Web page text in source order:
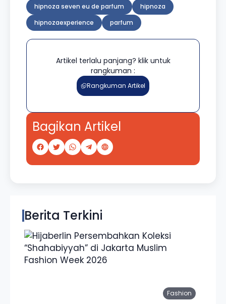
hipnoza seven eu de parfum
hipnoza
hipnozaexperience
parfum
Artikel terlalu panjang? klik untuk
rangkuman :
Rangkuman Artikel
Bagikan Artikel
Berita Terkini
Fashion